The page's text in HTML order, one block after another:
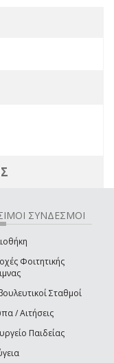
ΣΥΝΔΕΣΜΟΙ
Φοιτητικής
Σταθμοί
/ Αιτήσεις
Παιδείας